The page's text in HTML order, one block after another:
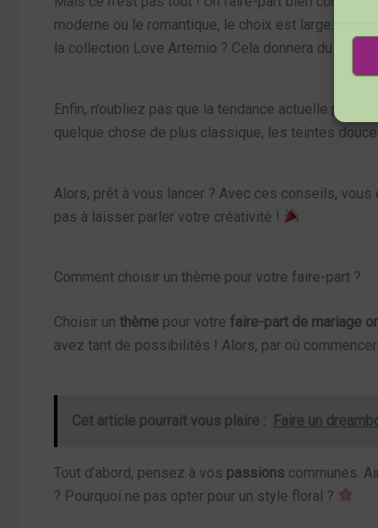
moderne ou le romantique, le choix est large. Par
la collection Love Artemio ? Cela donnera du
Enfin, n’oubliez pas que la tendance actuelle
quelque chose de plus classique, les teintes
Alors, prêt à vous lancer ? Avec ces conseils,
pas à laisser parler votre créativité !
Comment choisir un thème pour votre faire-part ?
Choisir un thème pour votre faire-part de mariage
avez tant de possibilités ! Alors, par où commencer
Cet article pourrait vous plaire : Faire un
Tout d’abord, pensez à vos passions communes.
? Pourquoi ne pas opter pour un style floral ?